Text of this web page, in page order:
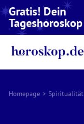
Gratis! Dein
Tageshoroskop
Homepage > Spiritualität